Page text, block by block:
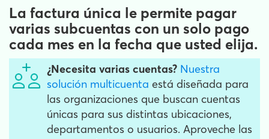
La factura única le permite pagar
varias subcuentas con un solo pago
cada mes en la fecha que usted elija.
¿Necesita varias cuentas? Nuestra
solución multicuenta está diseñada para
las organizaciones que buscan cuentas
únicas para sus distintas ubicaciones,
departamentos o usuarios. Aproveche las